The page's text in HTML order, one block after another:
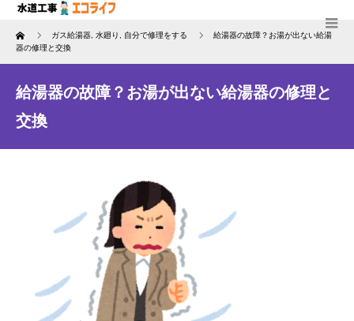
Home ガス給湯器 水廻り 自分で修理をする
給湯器の故障？お湯が出ない給湯
器の修理と交換
給湯器の故障？お湯が出ない給湯器の修理と
交換